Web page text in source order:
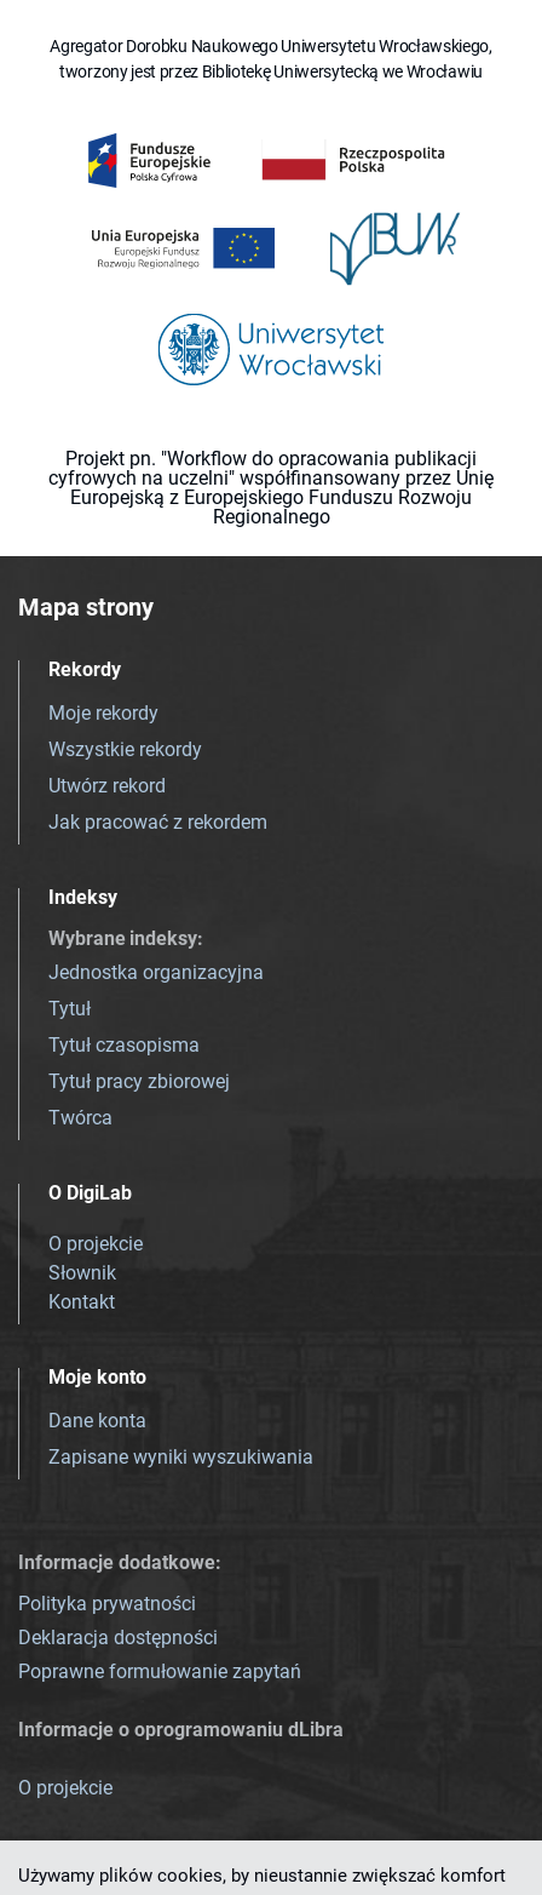
Agregator Dorobku Naukowego Uniwersytetu Wrocławskiego,
tworzony jest przez Bibliotekę Uniwersytecką we Wrocławiu
Projekt pn. "Workflow do opracowania publikacji
cyfrowych na uczelni" współfinansowany przez Unię
Europejską z Europejskiego Funduszu Rozwoju
Regionalnego
Mapa strony
Rekordy
Moje rekordy
Wszystkie rekordy
Utwórz rekord
Jak pracować z rekordem
Indeksy
Wybrane indeksy:
Jednostka organizacyjna
Tytuł
Tytuł czasopisma
Tytuł pracy zbiorowej
Twórca
O DigiLab
O projekcie
Słownik
Kontakt
Moje konto
Dane konta
Zapisane wyniki wyszukiwania
Informacje dodatkowe:
Polityka prywatności
Deklaracja dostępności
Poprawne formułowanie zapytań
Informacje o oprogramowaniu dLibra
O projekcie
Używamy plików cookies, by nieustannie zwiększać komfort